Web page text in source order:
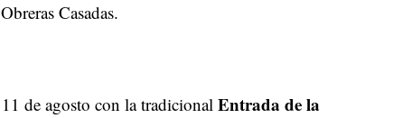
Casadas.
11 de agosto con la tradicionalEntrada de la